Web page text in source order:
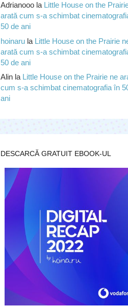
Adrianooola Little House on the
arată cum s-a schimbat
50 de ani
hoinarula Little House on the Prairie
arată cum s-a schimbat
50 de ani
Alinla Little House on the Prairie ne
cum s-a schimbat cinematografia în
ani
DESCARCĂ GRATUIT EBOOK-UL